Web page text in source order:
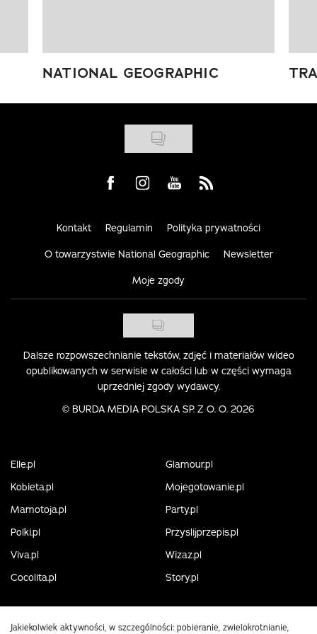
NATIONAL GEOGRAPHIC
Visit us on Facebook
Visit us on Instagram
Visit us on Youtube
Visit us on Rss
Kontakt Regulamin Polityka prywatności
O towarzystwie National Geographic Newsletter
Moje zgody
Dalsze rozpowszechnianie tekstów, zdjęć i materiałów wideo
opublikowanych w serwisie w całości lub w części wymaga
uprzedniej zgody wydawcy.
© BURDA MEDIA POLSKA SP. Z O. O. 2026
Elle.pl
Glamour.pl
Kobieta.pl
Mojegotowanie.pl
Mamotoja.pl
Party.pl
Polki.pl
Przyslijprzepis.pl
Viva.pl
Wizaz.pl
Cocolita.pl
Story.pl
Jakiekolwiek aktywności, w szczególności: pobieranie, zwielokrotnianie,